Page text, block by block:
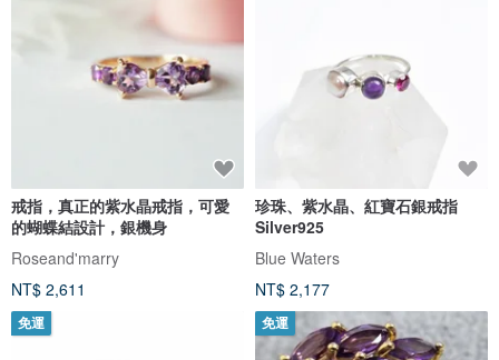
戒指，真正的紫水晶戒指，可愛
的蝴蝶結設計，銀機身
Roseand'marry
NT$ 2,611
珍珠、紫水晶、紅寶石銀戒指
Silver925
Blue Waters
NT$ 2,177
免運 免運